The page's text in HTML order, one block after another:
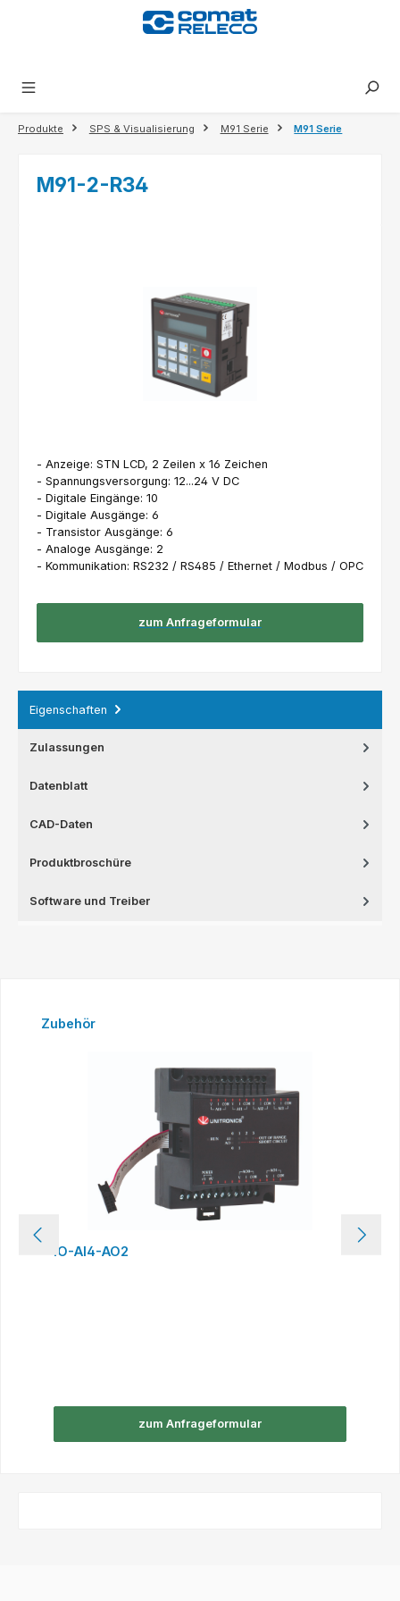
Produkte SPS & Visualisierung M91 Serie M91 Serie
M91-2-R34
- Anzeige: STN LCD, 2 Zeilen x 16 Zeichen
- Spannungsversorgung: 12...24 V DC
- Digitale Eingänge: 10
- Digitale Ausgänge: 6
- Transistor Ausgänge: 6
- Analoge Ausgänge: 2
- Kommunikation: RS232 / RS485 / Ethernet / Modbus / OPC
zum Anfrageformular
Eigenschaften
Zulassungen
Datenblatt
CAD-Daten
Produktbroschüre
Software und Treiber
Produktgalerie überspringen
Zubehör
IO-AI4-AO2
zum Anfrageformular